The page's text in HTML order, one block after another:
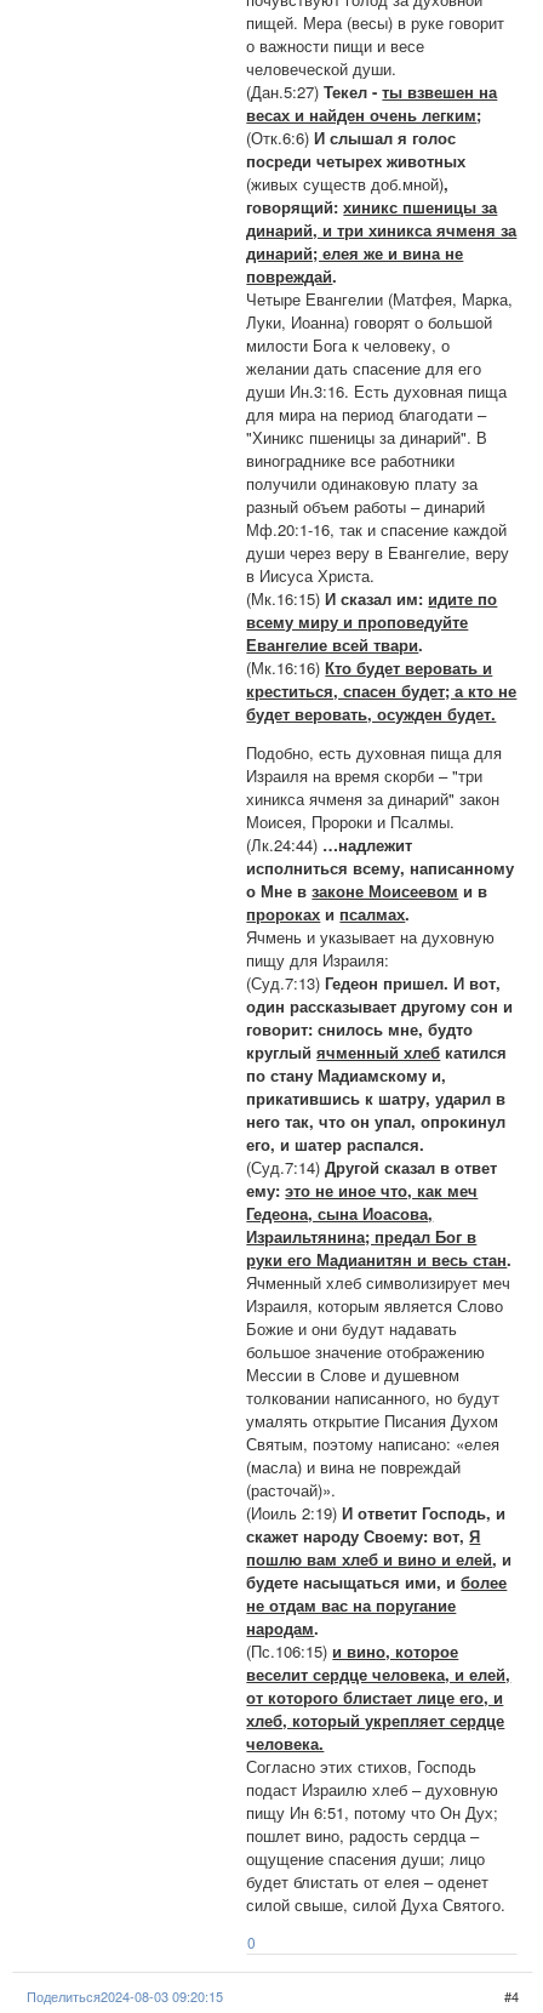
пищей. Мера (весы) в руке говорит
о важности пищи и весе
человеческой души.
(Дан.5:27)Текел -ты взвешен на
весах и найден очень легким;
(Отк.6:6)И слышал я голос
посреди четырех животных
(живых существ доб.мной),
говорящий:хиникс пшеницы за
динарий, и три хиникса ячменя за
динарий; елея же и вина не
повреждай.
Четыре Евангелии (Матфея, Марка,
Луки, Иоанна) говорят о большой
милости Бога к человеку, о
желании дать спасение для его
души Ин.3:16. Есть духовная пища
для мира на период благодати –
"Хиникс пшеницы за динарий". В
винограднике все работники
получили одинаковую плату за
разный объем работы – динарий
Мф.20:1-16, так и спасение каждой
души через веру в Евангелие, веру
в Иисуса Христа.
(Мк.16:15)И сказал им: идите по
всему миру и проповедуйте
Евангелие всей твари.
(Мк.16:16)Кто будет веровать и
креститься, спасен будет; а кто не
будет веровать, осужден будет.
Подобно, есть духовная пища для
Израиля на время скорби – "три
хиникса ячменя за динарий" закон
Моисея, Пророки и Псалмы.
(Лк.24:44) …надлежит
исполниться всему, написанному
о Мне взаконе Моисеевом и в
пророках и псалмах.
Ячмень и указывает на духовную
пищу для Израиля:
(Суд.7:13)Гедеон пришел. И вот,
один рассказывает другому сон и
говорит: снилось мне, будто
круглыйячменный хлеб катился
по стану Мадиамскому и,
прикатившись к шатру, ударил в
него так, что он упал, опрокинул
его, и шатер распался.
(Суд.7:14)Другой сказал в ответ
ему:это не иное что, как меч
Гедеона, сына Иоасова,
Израильтянина; предал Бог в
руки его Мадианитян и весь стан.
Ячменный хлеб символизирует меч
Израиля, которым является Слово
Божие и они будут надавать
большое значение отображению
Мессии в Слове и душевном
толковании написанного, но будут
умалять открытие Писания Духом
Святым, поэтому написано: «елея
(масла) и вина не повреждай
(расточай)».
(Иоиль 2:19)И ответит Господь, и
скажет народу Своему: вот,Я
пошлю вам хлеб и вино и елей, и
будете насыщаться ими, иболее
не отдам вас на поругание
народам.
(Пс.106:15) и вино, которое
веселит сердце человека, и елей,
от которого блистает лице его, и
хлеб, который укрепляет сердце
человека.
Согласно этих стихов, Господь
подаст Израилю хлеб – духовную
пищу Ин 6:51, потому что Он Дух;
пошлет вино, радость сердца –
ощущение спасения души; лицо
будет блистать от елея – оденет
силой свыше, силой Духа Святого.
0
Поделиться 4
2024-08-03 09:20:15